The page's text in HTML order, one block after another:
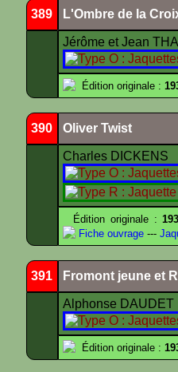
389 L'Ombre de la
Jérôme et Jean
Édition originale :
390 Oliver Twist
Charles DICKENS
Édition originale :
Fiche ouvrage ---
391 Fromont jeune et
Alphonse DAUDET
Édition originale :